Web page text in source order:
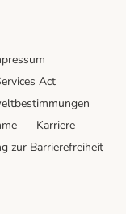
Act
Karriere
zur Barrierefreiheit